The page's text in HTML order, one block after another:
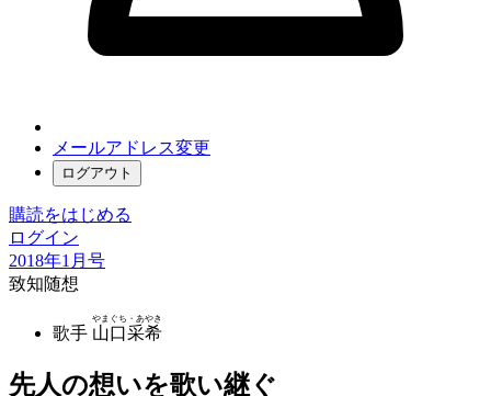
メールアドレス変更
ログアウト
購読をはじめる
ログイン
2018年1月号
致知随想
歌手 山口采希
やまぐち・あやき
先人の想いを歌い継ぐ